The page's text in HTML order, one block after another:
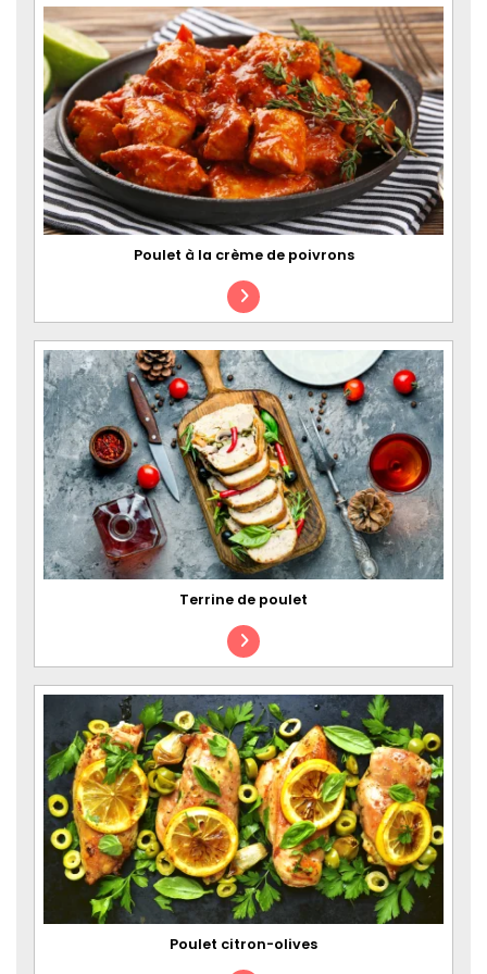
Poulet à la crème de poivrons
Terrine de poulet
Poulet citron-olives